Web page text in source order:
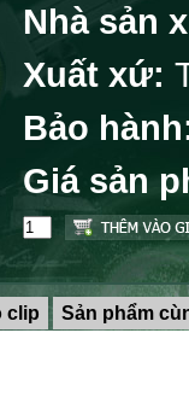
Nhà sản
Xuất xứ:
Bảo
Giá sản
clip Sản phẩm